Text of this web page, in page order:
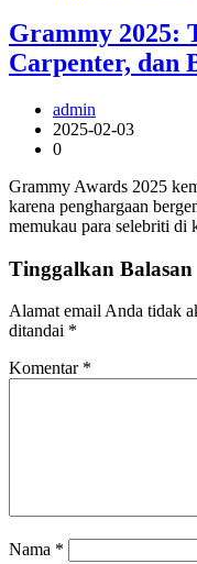
Grammy 2025:
Carpenter, dan
admin
2025-02-03
0
Grammy Awards 2025
karena penghargaan
memukau para selebriti
Tinggalkan Balasan
Alamat email Anda tidak
ditandai *
Komentar *
Nama *